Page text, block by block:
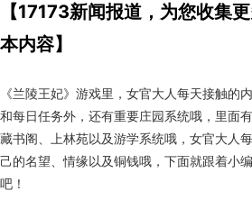
【17173新闻报道，为您收集
本内容】
《兰陵王妃》游戏里，女官大人每天接触的
和每日任务外，还有重要庄园系统哦，里面
藏书阁、上林苑以及游学系统哦，女官大人
己的名望、情缘以及铜钱哦，下面就跟着小
吧！